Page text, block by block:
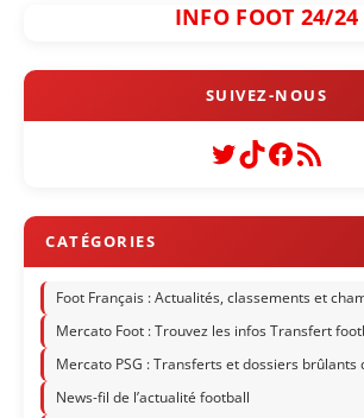
INFO FOOT 24/24
Twitter
TikTok
Flux RSS
Foot Français : Actualités, classements et
Mercato Foot : Trouvez les infos Transfert
Mercato PSG : Transferts et dossiers brûlants
News-fil de l’actualité football